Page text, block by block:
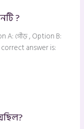
?
A: গৌড় , Option B:
correct answer is: